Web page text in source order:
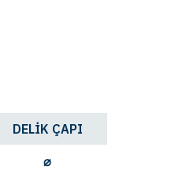
DELİK ÇAPI
⌀